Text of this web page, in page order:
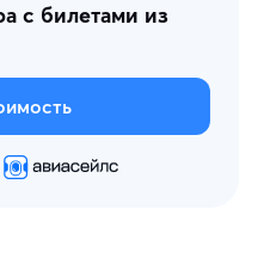
с билетами из